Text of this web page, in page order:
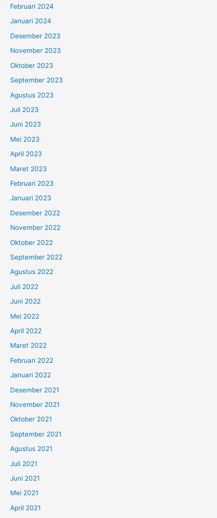
Februari 2024
Januari 2024
Desember 2023
November 2023
Oktober 2023
September 2023
Agustus 2023
Juli 2023
Juni 2023
Mei 2023
April 2023
Maret 2023
Februari 2023
Januari 2023
Desember 2022
November 2022
Oktober 2022
September 2022
Agustus 2022
Juli 2022
Juni 2022
Mei 2022
April 2022
Maret 2022
Februari 2022
Januari 2022
Desember 2021
November 2021
Oktober 2021
September 2021
Agustus 2021
Juli 2021
Juni 2021
Mei 2021
April 2021